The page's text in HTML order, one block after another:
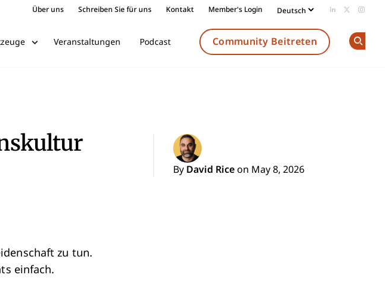
Über uns Schreiben Sie für uns Kontakt Member's Login Add us on
Follow
Veranstaltungen Podcast Community Beitreten
By David Rice on May 8, 2026
zu tun.
einfach.